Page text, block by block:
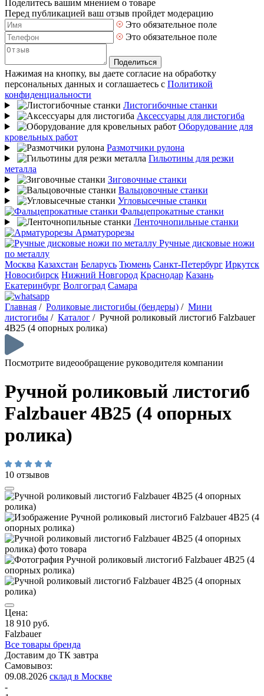
Поделитесь вашим мнением о товаре
Перед публикацией ваш отзыв пройдет модерацию
Это обязательное поле
Это обязательное поле
Поделиться
Нажимая на кнопку, вы даете согласие на обработку
персональных данных и соглашаетесь с Политикой
конфиденциальности
Листогибочные станки
Аксессуары для листогиба
Оборудование для
кровельных работ
Размотчики рулона
Гильотины для резки
металла
Зиговочные станки
Вальцовочные станки
Угловысечные станки
Фальцепрокатные станки
Ленточнопильные станки
Арматурорезы
Ручные дисковые ножи
по металлу
Москва Казахстан Беларусь Тюмень Санкт-Петербург Иркутск
Новосибирск Нижний Новгород Краснодар Казань
Екатеринбург Волгоград Самара
Главная / Роликовые листогибы (бендеры) / Мини
листогибы / Каталог / Ручной роликовый листогиб Falzbauer
4B25 (4 опорных ролика)
Посмотрите видеообращение руководителя компании
Ручной роликовый листогиб
Falzbauer 4B25 (4 опорных
ролика)
10 отзывов
Цена:
18 910 руб.
Falzbauer
Все товары бренда
Доставим до ТК завтра
Самовывоз:
09.08.2026 склад в Москве
-